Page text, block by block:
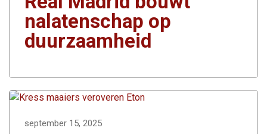
nalatenschap op
duurzaamheid
september 15, 2025